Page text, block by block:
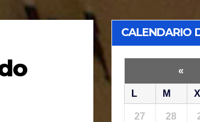
CALENDARIO
«
L M X
27 28